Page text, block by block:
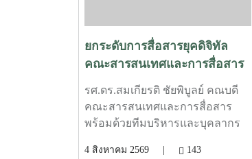
ยกระดับการสื่อสารยุคดิจิทัล
คณะสารสนเทศและการสื่อสาร
ทดสอบความพร้อม Smart
รศ.ดร.สมเกียรติ ชัยพิบูลย์ คณบดี
คณะสารสนเทศและการสื่อสาร
พร้อมด้วยทีมบริหารและบุคลากร
ความเรียบร้อยและทดสอบระบบ
4 สิงหาคม 2569 | 143